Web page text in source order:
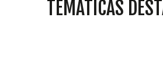
TEMÁTICAS